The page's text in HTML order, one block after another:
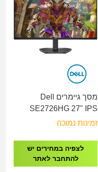
מסך גיימרים Dell
SE2726HG 27" IPS
HDMI X2, DP 240Hz
זמינות נמוכה
לצפיה במחירים יש
להתחבר לאתר